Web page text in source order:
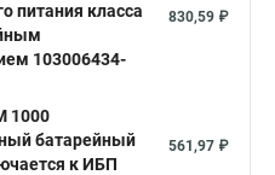
питания класса
103006434-
830,59 ₽
1000
батарейный
к ИБП
561,97 ₽